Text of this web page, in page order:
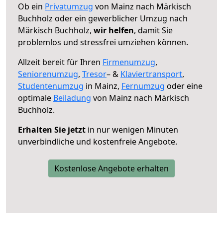
Ob ein Privatumzug von Mainz nach Märkisch
Buchholz oder ein gewerblicher Umzug nach
Märkisch Buchholz, wir helfen, damit Sie
problemlos und stressfrei umziehen können.
Allzeit bereit für Ihren Firmenumzug,
Seniorenumzug, Tresor– & Klaviertransport,
Studentenumzug in Mainz, Fernumzug oder eine
optimale Beiladung von Mainz nach Märkisch
Buchholz.
Erhalten Sie jetzt in nur wenigen Minuten
unverbindliche und kostenfreie Angebote.
Kostenlose Angebote erhalten